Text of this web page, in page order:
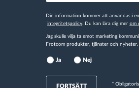
Din information kommer att användas i
integritetspolicy. Du kan lära dig mer om
Jag skulle vilja ta emot marketing
Frotcom produkter, tjänster och nyheter.
Ja Nej
FORTSÄTT *